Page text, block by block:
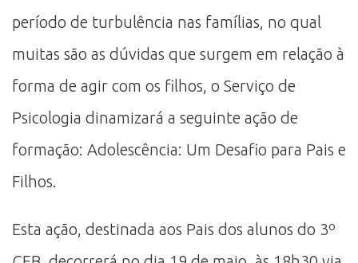
período de turbulência nas famílias, no qual
muitas são as dúvidas que surgem em relação à
forma de agir com os filhos, o Serviço de
Psicologia dinamizará a seguinte ação de
formação: Adolescência: Um Desafio para Pais e
Filhos.
Esta ação, destinada aos Pais dos alunos do 3º